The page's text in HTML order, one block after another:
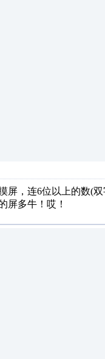
屏，连6位以上的数(
屏多牛！哎！